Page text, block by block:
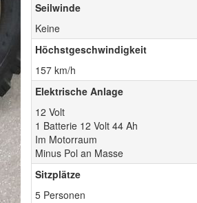
Seilwinde
Keine
Höchstgeschwindigkeit
157 km/h
Elektrische Anlage
12 Volt
1 Batterie 12 Volt 44 Ah
Im Motorraum
Minus Pol an Masse
Sitzplätze
5 Personen